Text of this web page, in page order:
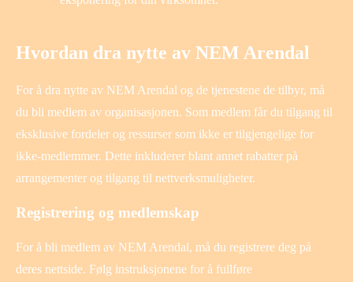
Hvordan dra nytte av NEM Arendal
For å dra nytte av NEM Arendal og de tjenestene de tilbyr, må
du bli medlem av organisasjonen. Som medlem får du tilgang til
eksklusive fordeler og ressurser som ikke er tilgjengelige for
ikke-medlemmer. Dette inkluderer blant annet rabatter på
arrangementer og tilgang til nettverksmuligheter.
Registrering og medlemskap
For å bli medlem av NEM Arendal, må du registrere deg på
deres nettside. Følg instruksjonene for å fullføre